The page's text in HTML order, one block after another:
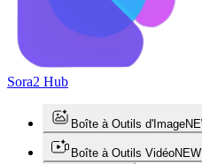
Sora2 Hub
Boîte à Outils d'Image
Boîte à Outils VidéoNEW